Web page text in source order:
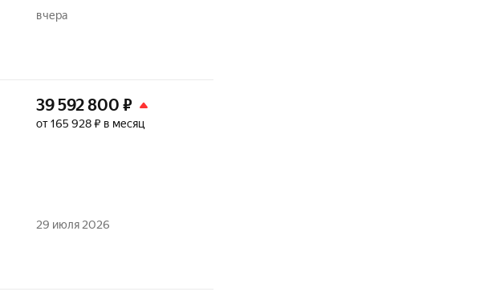
вчера
39 592 800 ₽
от 165 928 ₽ в месяц
29 июля 2026